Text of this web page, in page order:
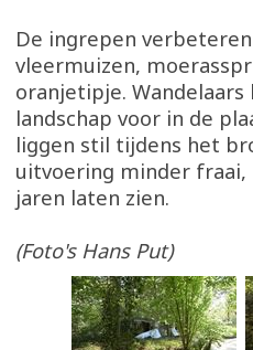
De ingrepen
vleermuizen,
oranjetipje.
landschap voor in de
liggen stil tijdens het
uitvoering minder fraai,
jaren laten zien.
(Foto's Hans Put)